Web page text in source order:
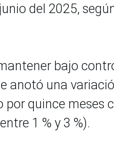
del 2025,
bajo
anotó una
por quince
1 % y 3 %).